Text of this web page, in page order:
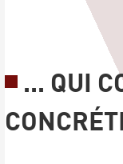
... QUI